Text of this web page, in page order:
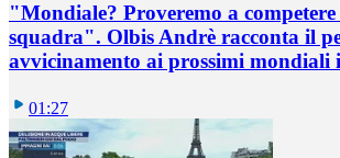
"Mondiale? Proveremo a
squadra". Olbis Andrè racconta il
avvicinamento ai prossimi mondiali
01:27